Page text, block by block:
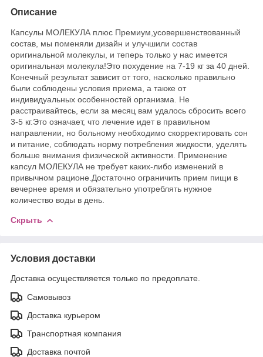
Описание
Капсулы МОЛЕКУЛА плюс Премиум,усовершенствованный
состав, мы поменяли дизайн и улучшили состав
оригинальной молекулы, и теперь только у нас имеется
оригинальная молекула!Это похудение на 7-19 кг за 40 дней.
Конечный результат зависит от того, насколько правильно
были соблюдены условия приема, а также от
индивидуальных особенностей организма. Не
расстраивайтесь, если за месяц вам удалось сбросить всего
3-5 кг.Это означает, что лечение идет в правильном
направлении, но больному необходимо скорректировать сон
и питание, соблюдать норму потребления жидкости, уделять
больше внимания физической активности. Применение
капсул МОЛЕКУЛА не требует каких-либо изменений в
привычном рационе.Достаточно ограничить прием пищи в
вечернее время и обязательно употреблять нужное
количество воды в день.
Скрыть
Условия доставки
Доставка осуществляется только по предоплате.
Самовывоз
Доставка курьером
Транспортная компания
Доставка почтой